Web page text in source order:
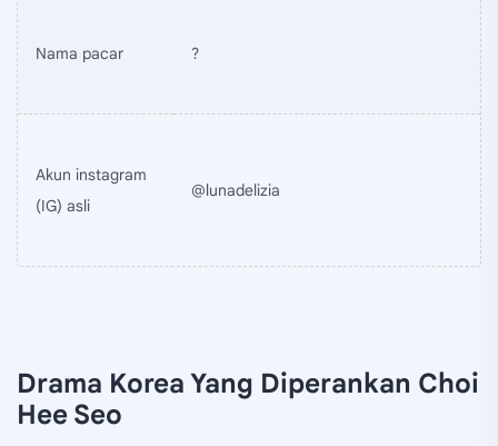
Nama pacar ?
Akun instagram
(IG) asli
@lunadelizia
Drama Korea Yang Diperankan Choi
Hee Seo